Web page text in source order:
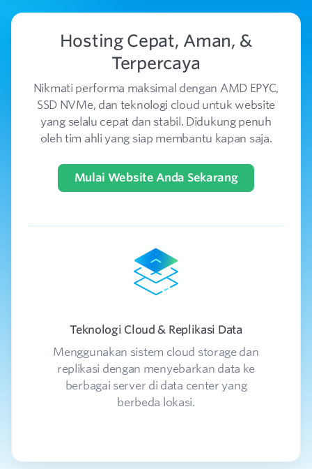
Hosting Cepat, Aman, &
Terpercaya
Nikmati performa maksimal dengan AMD EPYC,
SSD NVMe, dan teknologi cloud untuk website
yang selalu cepat dan stabil. Didukung penuh
oleh tim ahli yang siap membantu kapan saja.
Mulai Website Anda Sekarang
Teknologi Cloud & Replikasi Data
Menggunakan sistem cloud storage dan
replikasi dengan menyebarkan data ke
berbagai server di data center yang
berbeda lokasi.